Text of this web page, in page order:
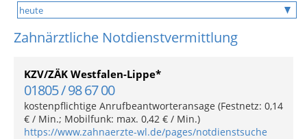
Zahnärztliche Notdienstvermittlung
KZV/ZÄK Westfalen-Lippe*
01805 / 98 67 00
kostenpflichtige Anrufbeantworteransage (Festnetz: 0,14
€ / Min.; Mobilfunk: max. 0,42 € / Min.)
https://www.zahnaerzte-wl.de/pages/notdienstsuche